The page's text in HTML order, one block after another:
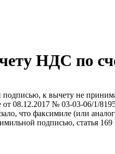
НДС по
к вычету не
08.12.2017 № 03-03-06/1/
что факсимиле (или
подписью, статья